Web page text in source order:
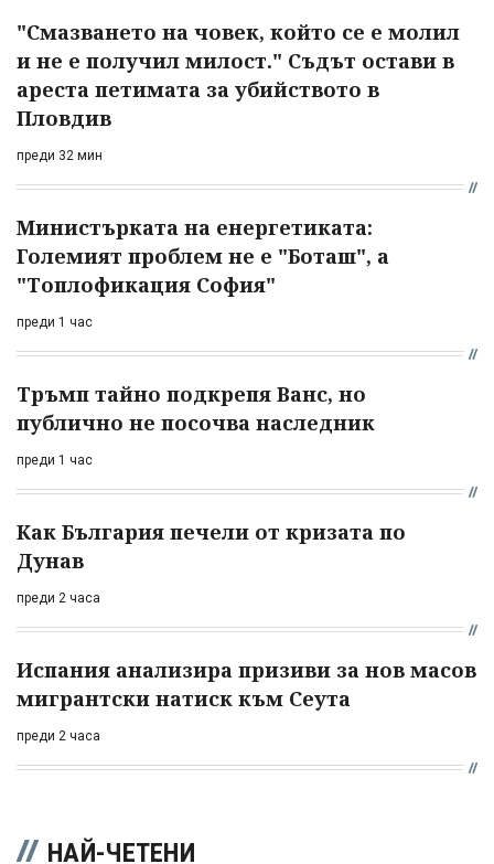
"Смазването на човек, който се е молил
и не е получил милост." Съдът остави в
ареста петимата за убийството в
Пловдив
преди 32 мин
Министърката на енергетиката:
Големият проблем не е "Боташ", а
"Топлофикация София"
преди 1 час
Тръмп тайно подкрепя Ванс, но
публично не посочва наследник
преди 1 час
Как България печели от кризата по
Дунав
преди 2 часа
Испания анализира призиви за нов масов
мигрантски натиск към Сеута
преди 2 часа
НАЙ-ЧЕТЕНИ